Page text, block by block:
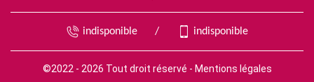
indisponible / indisponible
©2022 - 2026 Tout droit réservé - Mentions légales